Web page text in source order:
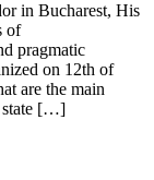
in Bucharest, His
of
pragmatic
on 12th of
are the main
state […]